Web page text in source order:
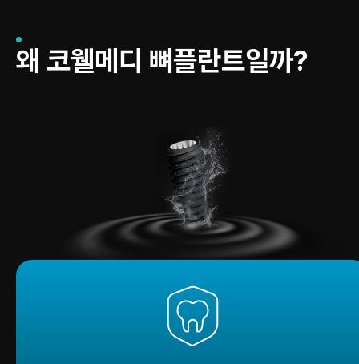
왜 코웰메디 뼈플란트일까?